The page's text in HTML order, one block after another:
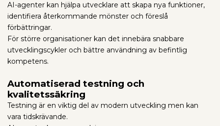
AI-agenter kan hjälpa utvecklare att skapa nya funktioner,
identifiera återkommande mönster och föreslå
förbättringar.
För större organisationer kan det innebära snabbare
utvecklingscykler och bättre användning av befintlig
kompetens.
Automatiserad testning och
kvalitetssäkring
Testning är en viktig del av modern utveckling men kan
vara tidskrävande.